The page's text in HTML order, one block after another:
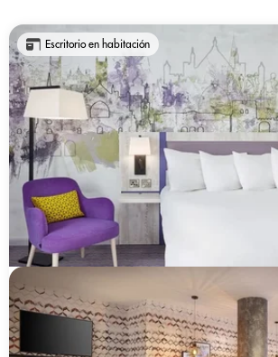
Escritorio en habitación